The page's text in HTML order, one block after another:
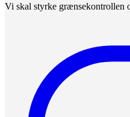
Vi skal styrke grænsekontrollen